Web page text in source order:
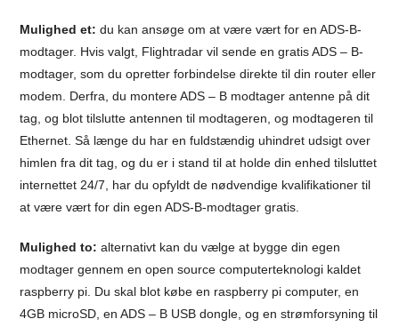
Mulighed et: du kan ansøge om at være vært for en ADS-B-
modtager. Hvis valgt, Flightradar vil sende en gratis ADS – B-
modtager, som du opretter forbindelse direkte til din router eller
modem. Derfra, du montere ADS – B modtager antenne på dit
tag, og blot tilslutte antennen til modtageren, og modtageren til
Ethernet. Så længe du har en fuldstændig uhindret udsigt over
himlen fra dit tag, og du er i stand til at holde din enhed tilsluttet
internettet 24/7, har du opfyldt de nødvendige kvalifikationer til
at være vært for din egen ADS-B-modtager gratis.
Mulighed to: alternativt kan du vælge at bygge din egen
modtager gennem en open source computerteknologi kaldet
raspberry pi. Du skal blot købe en raspberry pi computer, en
4GB microSD, en ADS – B USB dongle, og en strømforsyning til